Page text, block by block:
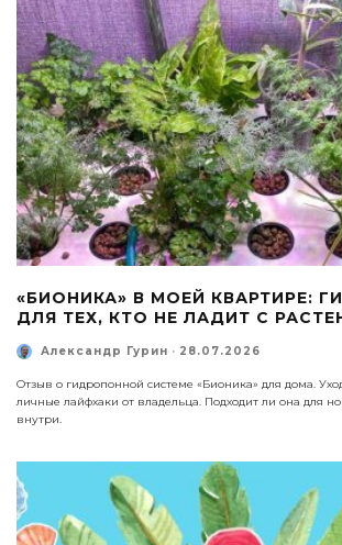
«БИОНИКА» В МОЕЙ КВАРТИРЕ:
ДЛЯ ТЕХ, КТО НЕ ЛАДИТ С
Александр Гурин · 28.07.2026
Отзыв о гидропонной системе «Бионика» для дома.
личные лайфхаки от владельца. Подходит ли она для
внутри.